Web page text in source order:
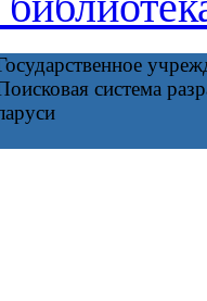
система